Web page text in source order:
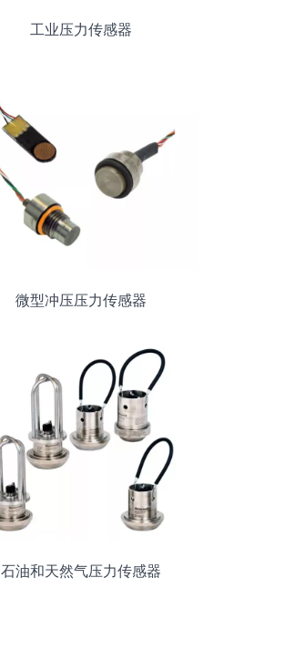
工业压力传感器
微型冲压压力传感器
石油和天然气压力传感器